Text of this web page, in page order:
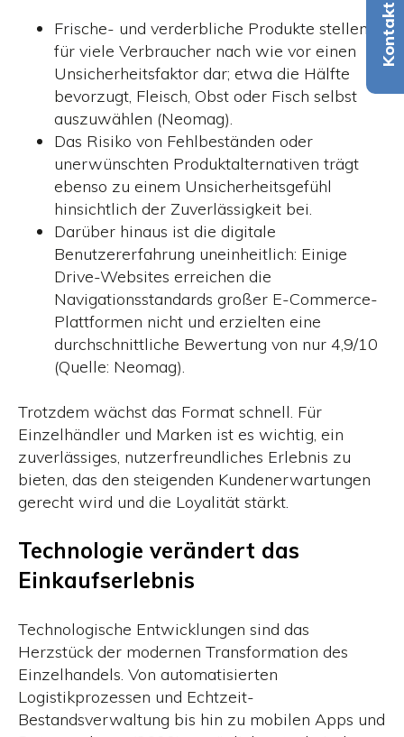
Kontakt
Frische- und verderbliche Produkte stellen
für viele Verbraucher nach wie vor einen
Unsicherheitsfaktor dar; etwa die Hälfte
bevorzugt, Fleisch, Obst oder Fisch selbst
auszuwählen (Neomag).
Das Risiko von Fehlbeständen oder
unerwünschten Produktalternativen trägt
ebenso zu einem Unsicherheitsgefühl
hinsichtlich der Zuverlässigkeit bei.
Darüber hinaus ist die digitale
Benutzererfahrung uneinheitlich: Einige
Drive-Websites erreichen die
Navigationsstandards großer E-Commerce-
Plattformen nicht und erzielten eine
durchschnittliche Bewertung von nur 4,9/10
(Quelle: Neomag).
Trotzdem wächst das Format schnell. Für
Einzelhändler und Marken ist es wichtig, ein
zuverlässiges, nutzerfreundliches Erlebnis zu
bieten, das den steigenden Kundenerwartungen
gerecht wird und die Loyalität stärkt.
Technologie verändert das
Einkaufserlebnis
Technologische Entwicklungen sind das
Herzstück der modernen Transformation des
Einzelhandels. Von automatisierten
Logistikprozessen und Echtzeit-
Bestandsverwaltung bis hin zu mobilen Apps und